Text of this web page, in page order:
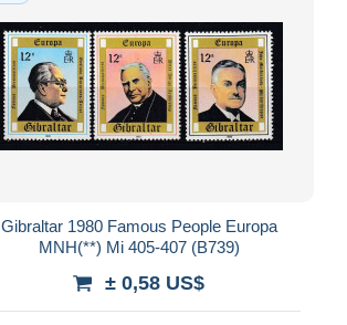
Gibraltar 1980 Famous People Europa
MNH(**) Mi 405-407 (B739)
± 0,58 US$